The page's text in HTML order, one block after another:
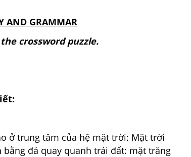
AND GRAMMAR
the crossword puzzle.
ở trung tâm của hệ mặt trời: Mặt trời
bằng đá quay quanh trái đất: mặt trăng